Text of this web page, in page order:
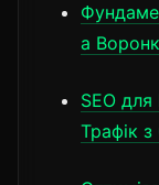
а
SEO
Трафік